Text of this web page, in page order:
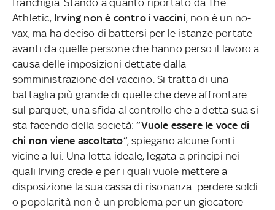
Athletic, Irving non è contro i vaccini, non è un no-
vax, ma ha deciso di battersi per le istanze portate
avanti da quelle persone che hanno perso il lavoro a
causa delle imposizioni dettate dalla
somministrazione del vaccino. Si tratta di una
battaglia più grande di quelle che deve affrontare
sul parquet, una sfida al controllo che a detta sua si
sta facendo della società:“Vuole essere le voce di
chi non viene ascoltato”, spiegano alcune fonti
vicine a lui. Una lotta ideale, legata a principi nei
quali Irving crede e per i quali vuole mettere a
disposizione la sua cassa di risonanza: perdere soldi
o popolarità non è un problema per un giocatore